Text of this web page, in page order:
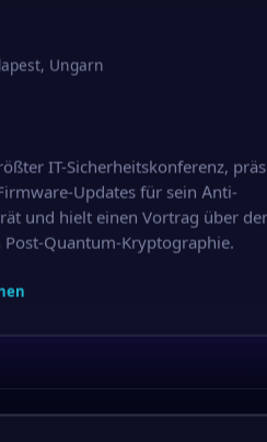
Ungarn
IT-Sicherheitskonferenz,
Updates für sein Anti-
und hielt einen Vortrag über
Quantum-Kryptographie.